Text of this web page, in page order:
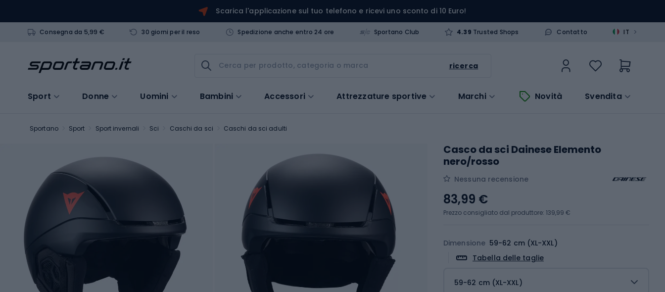
Scarica l'applicazione sul tuo telefono e ricevi uno sconto di 10 Euro!
Consegna da 5,99 € 30 giorni per il reso Spedizione anche entro 24 ore Sportano Club 4.39 Trusted Shops Contatto IT >
ricerca
Sport Donne Uomini Bambini Accessori Attrezzature sportive Marchi Novità Svendita
Sportano Sport Sport invernali Sci Caschi da sci Caschi da sci adulti
Casco da sci Dainese Elemento
nero/rosso
Nessuna recensione
Dimensione 59-62 cm (XL-XXL)
Tabella delle taglie
59-62 cm (XL-XXL)
83,99 €
Prezzo consigliato dal produttore: 139,99 €